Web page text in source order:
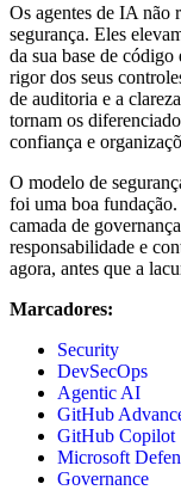
Os agentes de IA não
segurança. Eles
da sua base de
rigor dos seus
de auditoria e a
tornam os
confiança e
O modelo de
foi uma boa
camada de
responsabilidade e
agora, antes que a
Marcadores:
Security
DevSecOps
Agentic AI
GitHub
GitHub Copilot
Microsoft
Governance